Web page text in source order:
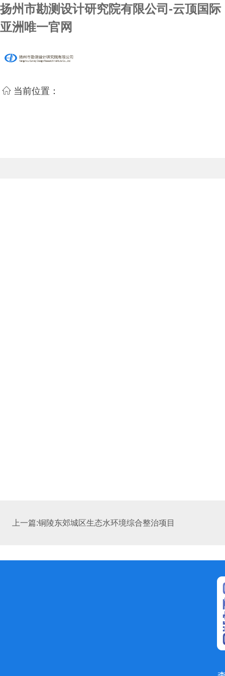
扬州市勘测设计研究院有限公司-云顶国际
亚洲唯一官网
当前位置：
上一篇:铜陵东郊城区生态水环境综合整治项目